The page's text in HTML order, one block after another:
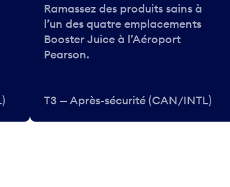
Ramassez des produits sains à
l’un des quatre emplacements
Booster Juice à l’Aéroport
Pearson.
T3 — Après-sécurité (CAN/INTL)